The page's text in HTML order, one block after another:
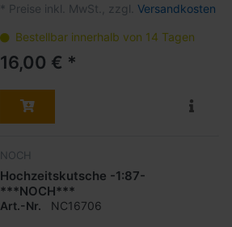
* Preise inkl. MwSt., zzgl. Versandkosten
Bestellbar innerhalb von 14 Tagen
16,00 € *
NOCH
Hochzeitskutsche -1:87-
***NOCH***
Art.-Nr. NC16706